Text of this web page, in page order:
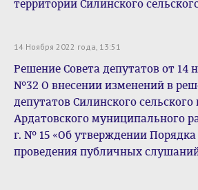
территории Силинского
14 Ноября 2022 года, 13:51
Решение Совета депутатов от 14
№32 О внесении изменений в
депутатов Силинского сельского
Ардатовского муниципального
г. № 15 «Об утверждении
проведения публичных